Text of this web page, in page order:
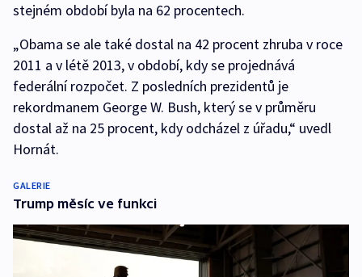
stejném období byla na 62 procentech.
„Obama se ale také dostal na 42 procent zhruba v roce
2011 a v létě 2013, v období, kdy se projednává
federální rozpočet. Z posledních prezidentů je
rekordmanem George W. Bush, který se v průměru
dostal až na 25 procent, kdy odcházel z úřadu,“ uvedl
Hornát.
GALERIE
Trump měsíc ve funkci